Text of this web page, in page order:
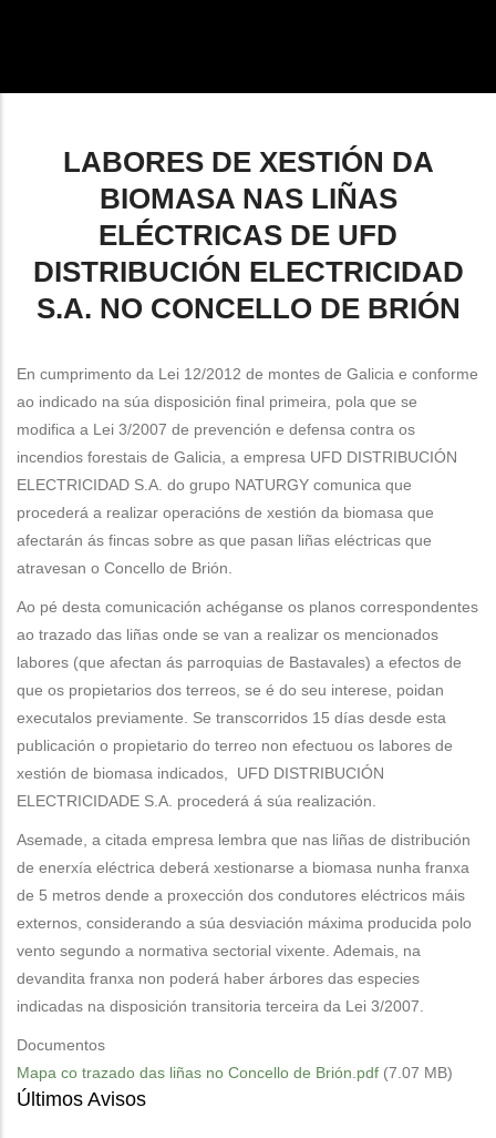
ayuda
la
navegación
LABORES DE XESTIÓN DA
BIOMASA NAS LIÑAS
ELÉCTRICAS DE UFD
DISTRIBUCIÓN ELECTRICIDAD
S.A. NO CONCELLO DE BRIÓN
En cumprimento da Lei 12/2012 de montes de Galicia e conforme
ao indicado na súa disposición final primeira, pola que se
modifica a Lei 3/2007 de prevención e defensa contra os
incendios forestais de Galicia, a empresa UFD DISTRIBUCIÓN
ELECTRICIDAD S.A. do grupo NATURGY comunica que
procederá a realizar operacións de xestión da biomasa que
afectarán ás fincas sobre as que pasan liñas eléctricas que
atravesan o Concello de Brión.
Ao pé desta comunicación achéganse os planos correspondentes
ao trazado das liñas onde se van a realizar os mencionados
labores (que afectan ás parroquias de Bastavales) a efectos de
que os propietarios dos terreos, se é do seu interese, poidan
executalos previamente. Se transcorridos 15 días desde esta
publicación o propietario do terreo non efectuou os labores de
xestión de biomasa indicados, UFD DISTRIBUCIÓN
ELECTRICIDADE S.A. procederá á súa realización.
Asemade, a citada empresa lembra que nas liñas de distribución
de enerxía eléctrica deberá xestionarse a biomasa nunha franxa
de 5 metros dende a proxección dos condutores eléctricos máis
externos, considerando a súa desviación máxima producida polo
vento segundo a normativa sectorial vixente. Ademais, na
devandita franxa non poderá haber árbores das especies
indicadas na disposición transitoria terceira da Lei 3/2007.
Documentos
Mapa co trazado das liñas no Concello de Brión.pdf (7.07 MB)
Últimos Avisos